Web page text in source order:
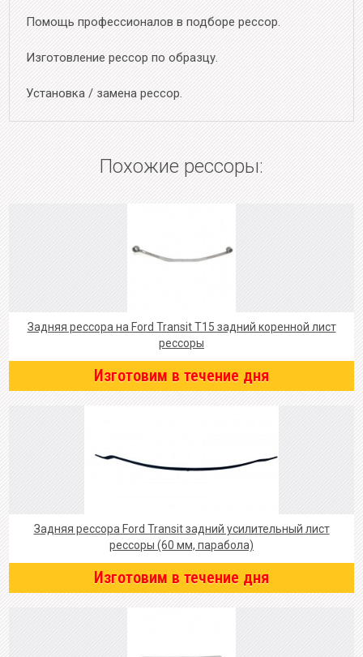
Помощь профессионалов в подборе рессор.
Изготовление рессор по образцу.
Установка / замена рессор.
Похожие рессоры:
Задняя рессора на Ford Transit T15 задний коренной лист
рессоры
Изготовим в течение дня
Задняя рессора Ford Transit задний усилительный лист
рессоры (60 мм, парабола)
Изготовим в течение дня